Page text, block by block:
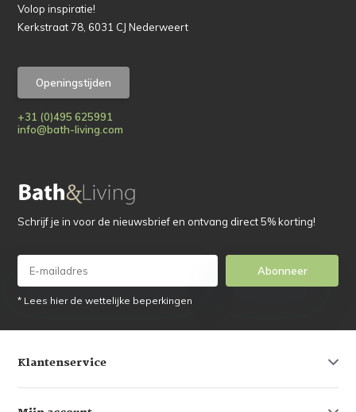
Volop inspiratie!
Kerkstraat 78, 6031 CJ Nederweert
Openingstijden
+31 (0)495 625991
info@bath-living.com
Schrijf je in voor de nieuwsbrief en ontvang direct 5% korting!
Abonneer
* Lees hier de wettelijke beperkingen
Klantenservice